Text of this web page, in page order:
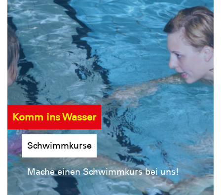
Komm ins Wasser
Schwimmkurse
Mache einen Schwimmkurs bei uns!